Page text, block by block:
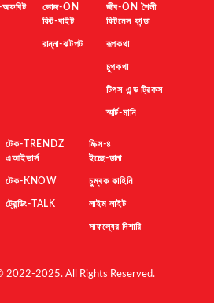
ভোজ-ON
ফিট-বাইট
রান্না-ঝটপট
জীব-ON শৈলী
ফিটনেস ফান্ডা
রূপকথা
চুপকথা
টিপস এন্ড ট্রিকস
স্মার্ট-মানি
টেক-TRENDZ
এআইভার্স
টেক-KNOW
ট্রেন্ডিং-TALK
মিক্স-৪
ইচ্ছে-ডানা
চুম্বক কাহিনি
লাইম লাইট
সাফল্যের দিশারি
2022-2025. All Rights Reserved.